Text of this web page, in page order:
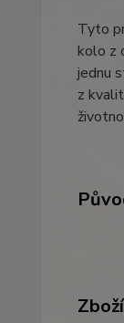
Tyto
kolo z
jednu
z